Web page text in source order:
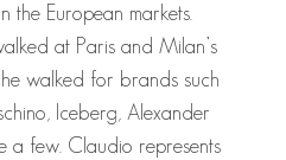
the European markets.
at Paris and Milan’s
walked for brands such
Iceberg, Alexander
a few. Claudio represents